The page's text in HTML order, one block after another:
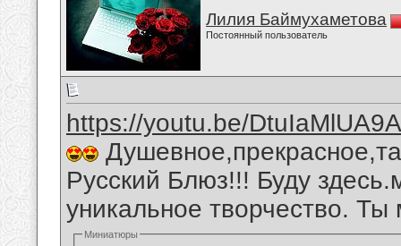
Лилия Баймухаметова
Постоянный пользователь
https://youtu.be/DtuIaMlUA9A
Русский Блюз!!! Буду
уникальное творчество.
Миниатюры